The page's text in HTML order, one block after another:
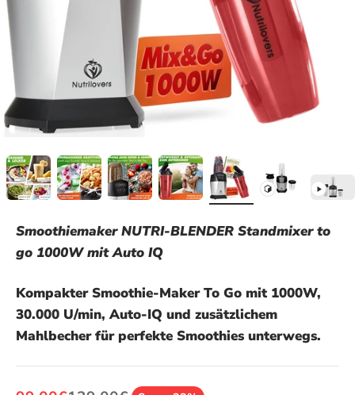
Smoothiemaker NUTRI-BLENDER Standmixer to
go 1000W mit Auto IQ
Kompakter Smoothie-Maker To Go mit 1000W,
30.000 U/min, Auto-IQ und zusätzlichem
Mahlbecher für perfekte Smoothies unterwegs.